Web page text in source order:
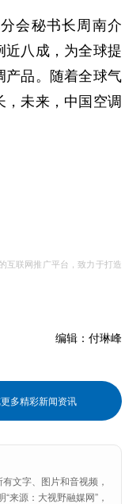
会秘书长周南介
近八成，为全球提
产品。随着全球气
未来，中国空调
互联网推广平台，致力于打造
编辑： 付琳峰
多精彩新闻资讯
文字、图片和音视频，
来源：大视野融媒网”，